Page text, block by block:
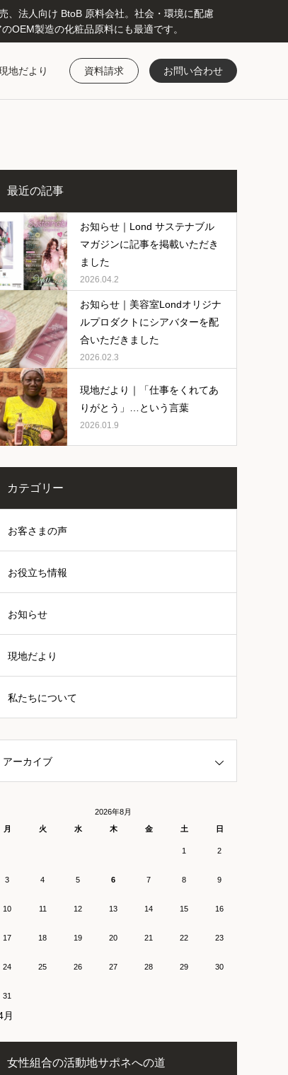
、法人向け BtoB 原料会社。社会・環境に配慮
OEM製造の化粧品原料にも最適です。
地だより 資料請求 お問い合わせ
最近の記事
お知らせ｜Lond サステナブル
マガジンに記事を掲載いただき
ました
2026.04.2
お知らせ｜美容室Londオリジナ
ルプロダクトにシアバターを配
合いただきました
2026.02.3
現地だより｜「仕事をくれてあ
りがとう」…という言葉
2026.01.9
カテゴリー
お客さまの声
お役立ち情報
お知らせ
現地だより
私たちについて
アーカイブ
2026年8月
月
火 水 木 金 土 日
1 2
3 4 5 6 7 8 9
10 11 12 13 14 15 16
17 18 19 20 21 22 23
24 25 26 27 28 29 30
31
月
女性組合の活動地サポネへの道